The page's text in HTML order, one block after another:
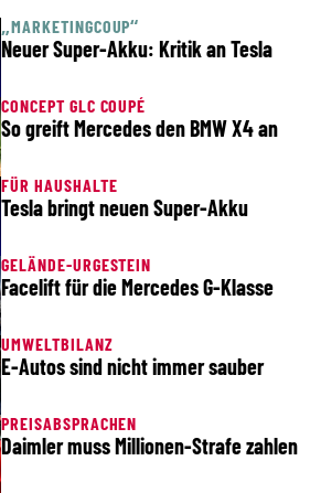
„MARKETINGCOUP“
Neuer Super-Akku: Kritik an Tesla
CONCEPT GLC COUPÉ
So greift Mercedes den BMW X4 an
FÜR HAUSHALTE
Tesla bringt neuen Super-Akku
GELÄNDE-URGESTEIN
Facelift für die Mercedes G-Klasse
UMWELTBILANZ
E-Autos sind nicht immer sauber
PREISABSPRACHEN
Daimler muss Millionen-Strafe zahlen